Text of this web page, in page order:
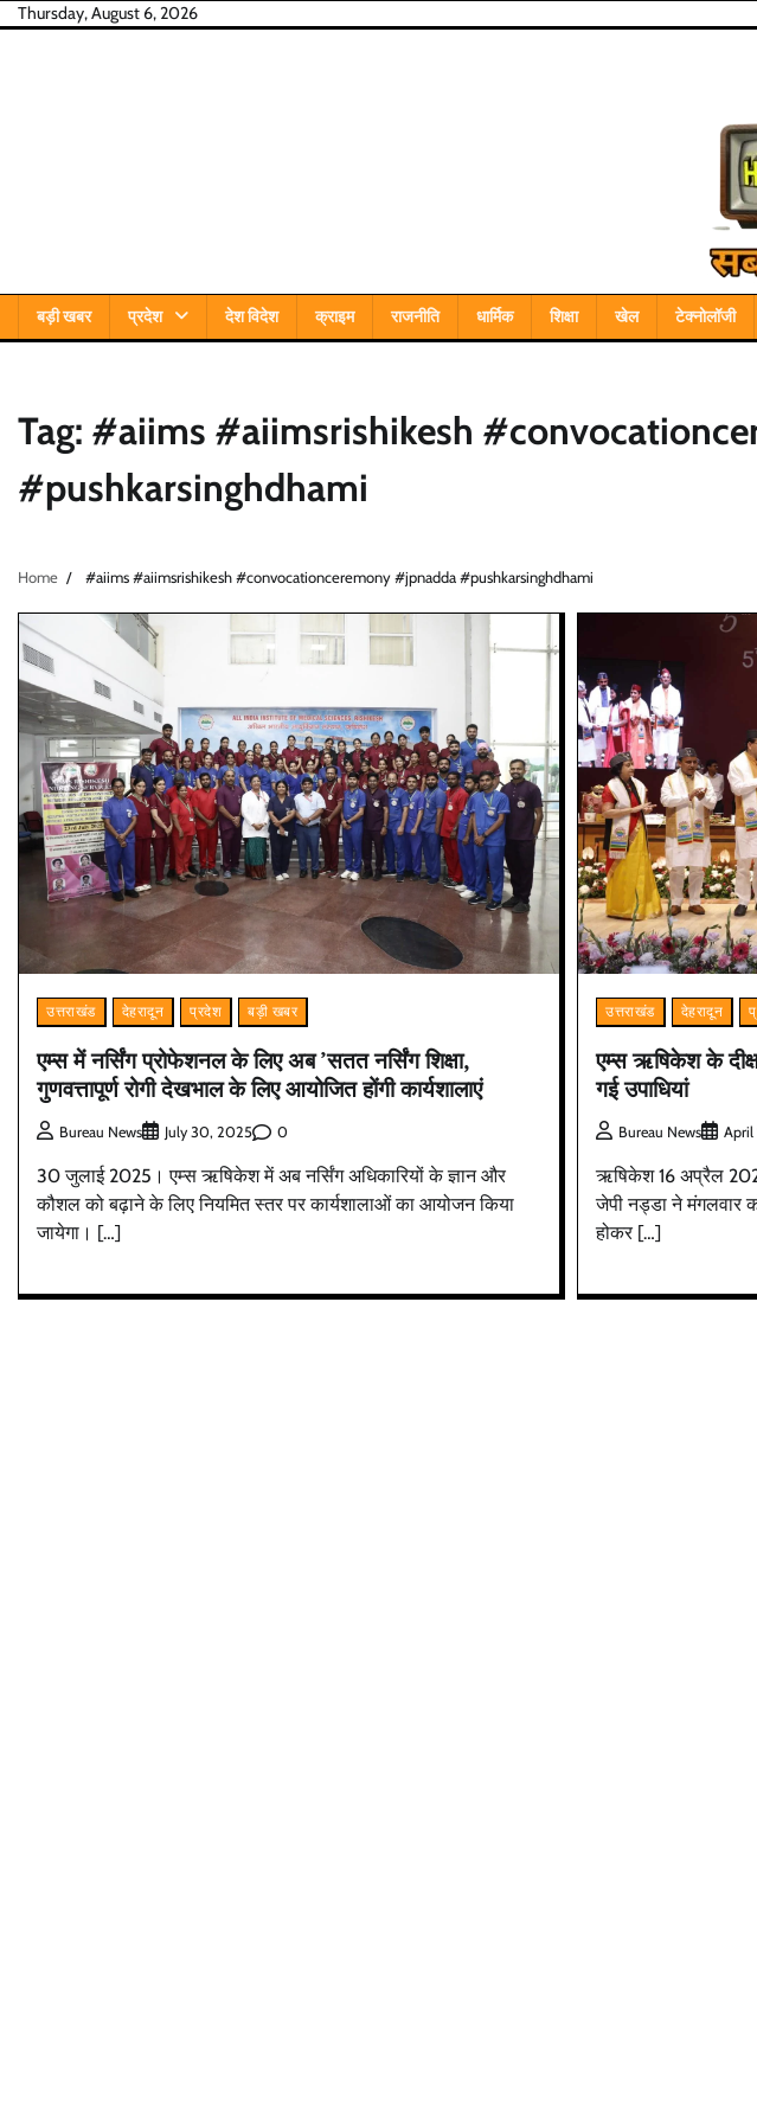
SkipThursday, August 6, 2026
बड़ी खबर प्रदेश देश विदेश क्राइम राजनीति धार्मिक शिक्षा खेल टेक्नोलॉजी
Tag: #aiims #aiimsrishikesh
#pushkarsinghdhami
Home #aiims #aiimsrishikesh #convocationceremony #jpnadda #pushkarsinghdhami
उत्तराखंड देहरादून प्रदेश बड़ी खबर
एम्स में नर्सिंग प्रोफेशनल के लिए अब ’सतत नर्सिंग शिक्षा,
गुणवत्तापूर्ण रोगी देखभाल के लिए आयोजित होंगी कार्यशालाएं
Bureau News July 30, 2025 0
30 जुलाई 2025। एम्स ऋषिकेश में अब नर्सिंग अधिकारियों के ज्ञान और
कौशल को बढ़ाने के लिए नियमित स्तर पर कार्यशालाओं का आयोजन किया
जायेगा। […]
उत्तराखंड देहरादून
एम्स ऋषिकेश के
गई उपाधियां
Bureau News April
ऋषिकेश 16 अप्रैल
जेपी नड्डा ने मंगलवार
होकर […]